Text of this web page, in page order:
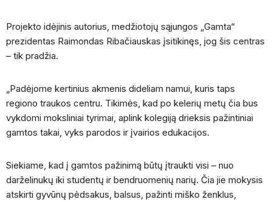
Projekto idėjinis autorius, medžiotojų sąjungos „Gamta“
prezidentas Raimondas Ribačiauskas įsitikinęs, jog šis centras
– tik pradžia.
„Padėjome kertinius akmenis dideliam namui, kuris taps
regiono traukos centru. Tikimės, kad po kelerių metų čia bus
vykdomi moksliniai tyrimai, aplink kolegiją drieksis pažintiniai
gamtos takai, vyks parodos ir įvairios edukacijos.
Siekiame, kad į gamtos pažinimą būtų įtraukti visi – nuo
darželinukų iki studentų ir bendruomenių narių. Čia jie mokysis
atskirti gyvūnų pėdsakus, balsus, pažinti miško ženklus,